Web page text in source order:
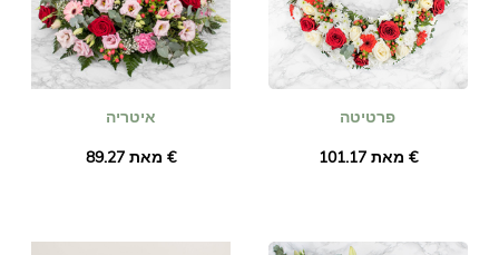
איטריה
מאת ‏89.27 €
פרטיטה
מאת ‏101.17 €